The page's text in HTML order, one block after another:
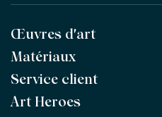
Œuvres d'art
Toutes les œuvres
Toutes les collections
Tous les artistes
Matériaux
ArtFrame™ POPULAIRE
ArtFrame™ en bois
Service client
Questions fréquentes
Art Heroes